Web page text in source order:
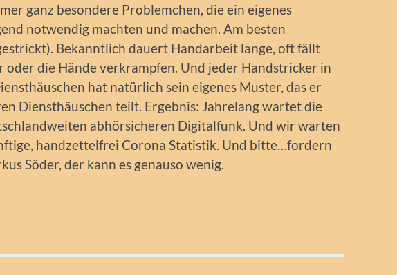
ganz besondere Problemchen, die ein eigenes
notwendig machten und machen. Am besten
Bekanntlich dauert Handarbeit lange, oft fällt
oder die Hände verkrampfen. Und jeder Handstricker in
hat natürlich sein eigenes Muster, das er
Diensthäuschen teilt. Ergebnis: Jahrelang wartet die
abhörsicheren Digitalfunk. Und wir warten
handzettelfrei Corona Statistik. Und bitte…fordern
Söder, der kann es genauso wenig.